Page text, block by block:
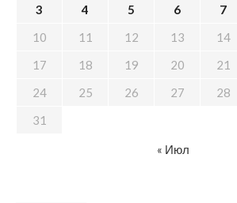
3
4 5 6 7
10
11 12 13 14
17
18 19 20 21
24
25 26 27 28
31
« Июл